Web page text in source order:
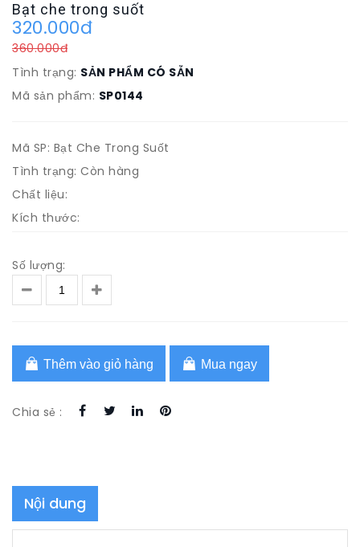
Bạt che trong suốt
320.000đ
360.000đ
Tình trạng: SẢN PHẨM CÓ SẴN
Mã sản phẩm: SP0144
Mã SP: Bạt Che Trong Suốt
Tình trạng: Còn hàng
Chất liệu:
Kích thước:
Số lượng:
Thêm vào giỏ hàng Mua ngay
Chia sẻ :
Nội dung